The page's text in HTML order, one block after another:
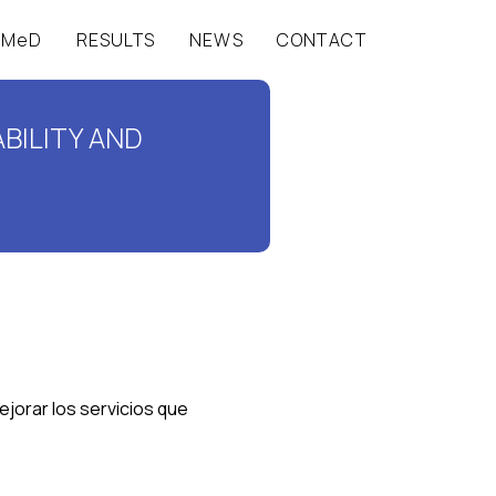
RESULTS NEWS CONTACT
AND
los servicios que